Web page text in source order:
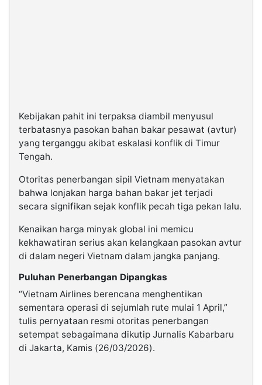
Kebijakan pahit ini terpaksa diambil menyusul
terbatasnya pasokan bahan bakar pesawat (avtur)
yang terganggu akibat eskalasi konflik di Timur
Tengah.
Otoritas penerbangan sipil Vietnam menyatakan
bahwa lonjakan harga bahan bakar jet terjadi
secara signifikan sejak konflik pecah tiga pekan lalu.
Kenaikan harga minyak global ini memicu
kekhawatiran serius akan kelangkaan pasokan avtur
di dalam negeri Vietnam dalam jangka panjang.
Puluhan Penerbangan Dipangkas
“Vietnam Airlines berencana menghentikan
sementara operasi di sejumlah rute mulai 1 April,”
tulis pernyataan resmi otoritas penerbangan
setempat sebagaimana dikutip Jurnalis Kabarbaru
di Jakarta, Kamis (26/03/2026).